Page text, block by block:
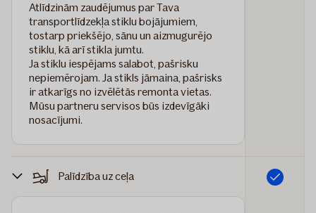
Atlīdzinām zaudējumus par Tava
transportlīdzekļa stiklu bojājumiem,
tostarp priekšējo, sānu un aizmugurējo
stiklu, kā arī stikla jumtu.
Ja stiklu iespējams salabot, pašrisku
nepiemērojam. Ja stikls jāmaina, pašrisks
ir atkarīgs no izvēlētās remonta vietas.
Mūsu partneru servisos būs izdevīgāki
nosacījumi.
Palīdzība uz ceļa Iekļauts